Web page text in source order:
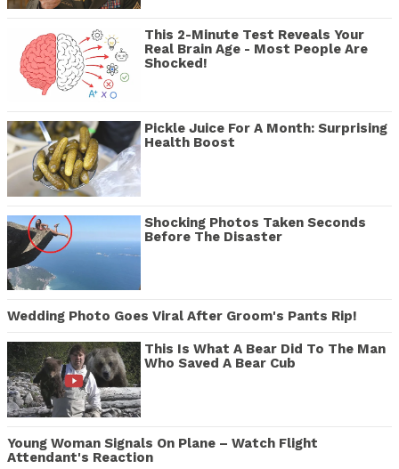
This 2-Minute Test Reveals Your
Real Brain Age - Most People Are
Shocked!
Pickle Juice For A Month: Surprising
Health Boost
Shocking Photos Taken Seconds
Before The Disaster
Wedding Photo Goes Viral After Groom's Pants Rip!
This Is What A Bear Did To The Man
Who Saved A Bear Cub
Young Woman Signals On Plane – Watch Flight
Attendant's Reaction